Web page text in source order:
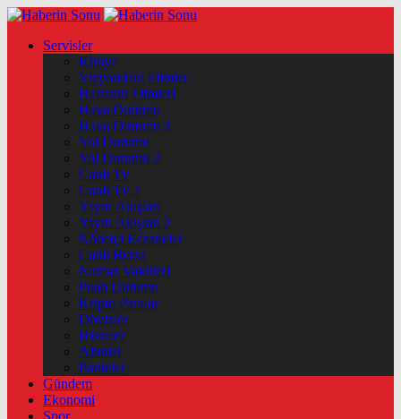
Servisler
Künye
Vizyondaki Filmler
Haftanin Filmleri
Hava Durumu
Hava Durumu 2
Yol Durumu
Yol Durumu 2
Canlı Tv
Canlı Tv 2
Yayın Akışları
Yayın Akışları 2
Nöbetçi Eczaneler
Canlı Borsa
Namaz Vakitleri
Puan Durumu
Kripto Paralar
Dövizler
Hisseler
Altınlar
Pariteler
Gündem
Ekonomi
Spor